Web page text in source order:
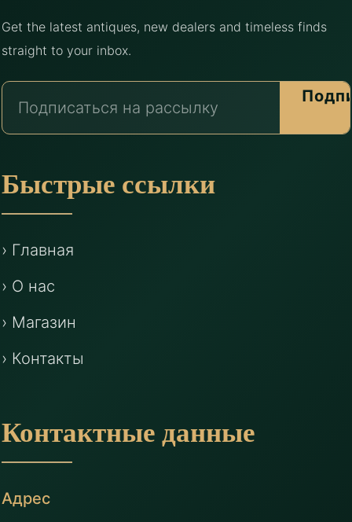
Get the latest antiques, new dealers and timeless finds
straight to your inbox.
Быстрые ссылки
› Главная
› О нас
› Магазин
› Контакты
Контактные данные
Адрес